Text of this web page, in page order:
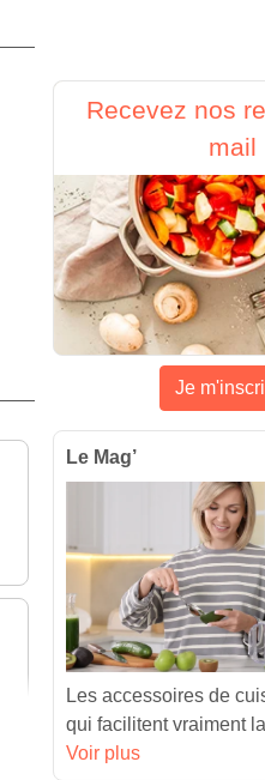
Recevez nos
mail
Je
Le Mag’
Les accessoires de
qui facilitent vraiment
Voir plus